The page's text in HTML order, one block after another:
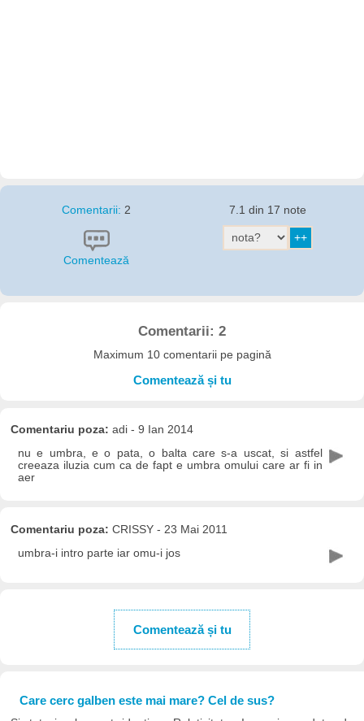
Comentarii: 2
Comentează
7.1 din 17 note
Comentarii: 2
Maximum 10 comentarii pe pagină
Comentează și tu
Comentariu poza: adi - 9 Ian 2014
nu e umbra, e o pata, o balta care s-a uscat, si astfel
creeaza iluzia cum ca de fapt e umbra omului care ar fi in
aer
Comentariu poza: CRISSY - 23 Mai 2011
umbra-i intro parte iar omu-i jos
Comentează și tu
Care cerc galben este mai mare? Cel de sus?